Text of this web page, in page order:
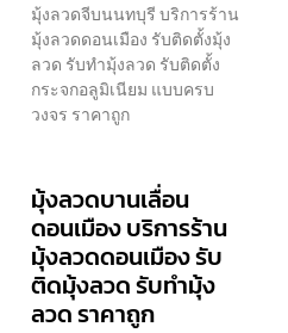
มุ้งลวดจีบนนทบุรี บริการร้าน
มุ้งลวดดอนเมือง รับติดตั้งมุ้ง
ลวด รับทำมุ้งลวด รับติดตั้ง
กระจกอลูมิเนียม แบบครบ
วงจร ราคาถูก
มุ้งลวดบานเลื่อน
ดอนเมือง บริการร้าน
มุ้งลวดดอนเมือง รับ
ติดมุ้งลวด รับทำมุ้ง
ลวด ราคาถูก